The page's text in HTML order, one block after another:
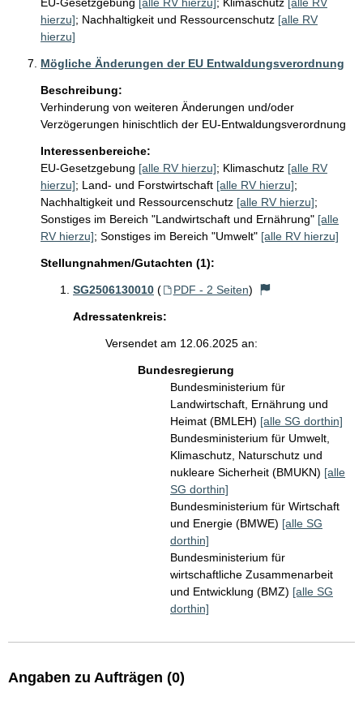
hierzu]; Nachhaltigkeit und Ressourcenschutz [alle RV
hierzu]
Mögliche Änderungen der EU Entwaldungsverordnung
Beschreibung:
Verhinderung von weiteren Änderungen und/oder
Verzögerungen hinischtlich der EU-Entwaldungsverordnung
Interessenbereiche:
EU-Gesetzgebung [alle RV hierzu]; Klimaschutz [alle RV
hierzu]; Land- und Forstwirtschaft [alle RV hierzu];
Nachhaltigkeit und Ressourcenschutz [alle RV hierzu];
Sonstiges im Bereich "Landwirtschaft und Ernährung" [alle
RV hierzu]; Sonstiges im Bereich "Umwelt" [alle RV hierzu]
Stellungnahmen/Gutachten (1):
SG2506130010 ( PDF - 2 Seiten)
Adressatenkreis:
Versendet am 12.06.2025 an:
Bundesregierung
Bundesministerium für
Landwirtschaft, Ernährung und
Heimat (BMLEH) [alle SG dorthin]
Bundesministerium für Umwelt,
Klimaschutz, Naturschutz und
nukleare Sicherheit (BMUKN) [alle
SG dorthin]
Bundesministerium für Wirtschaft
und Energie (BMWE) [alle SG
dorthin]
Bundesministerium für
wirtschaftliche Zusammenarbeit
und Entwicklung (BMZ) [alle SG
dorthin]
Angaben zu Aufträgen (0)